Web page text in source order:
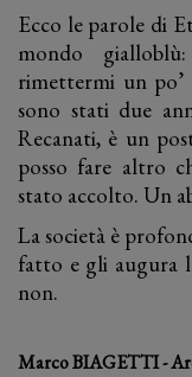
Ecco le parole di
mondo
rimettermi un
sono stati due
Recanati, è un
posso fare altro
stato accolto. Un
La società è
fatto e gli augura
non.
Marco BIAGETTI -